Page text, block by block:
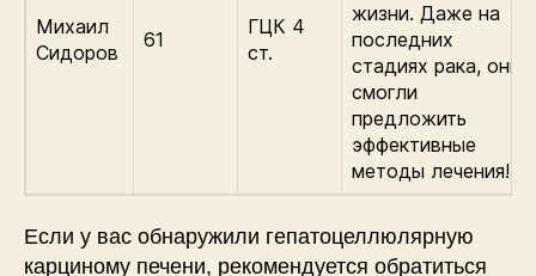
Михаил
Сидоров
61
ГЦК 4
ст.
жизни. Даже на
последних
стадиях рака, они
смогли
предложить
эффективные
методы лечения!»
Если у вас обнаружили гепатоцеллюлярную
карциному печени, рекомендуется обратиться